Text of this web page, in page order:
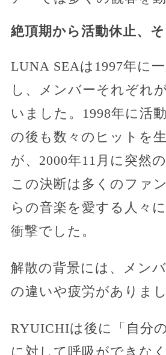
絶頂期から活動休止、
LUNA SEAは1997年に
し、メンバーそれぞれ
いました。1998年に活
の後も数々のヒットを
が、2000年11月に突然
この決断は多くのファ
らの音楽を愛する人々
衝撃でした。
解散の背景には、メン
の違いや疲労がありまし
RYUICHIは後に「自分
に対して呼吸ができな